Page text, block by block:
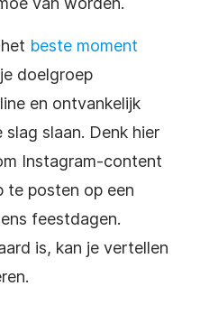
beste moment
doelgroep
en ontvankelijk
slaan. Denk hier
Instagram-content
te posten op een
feestdagen.
is, kan je vertellen